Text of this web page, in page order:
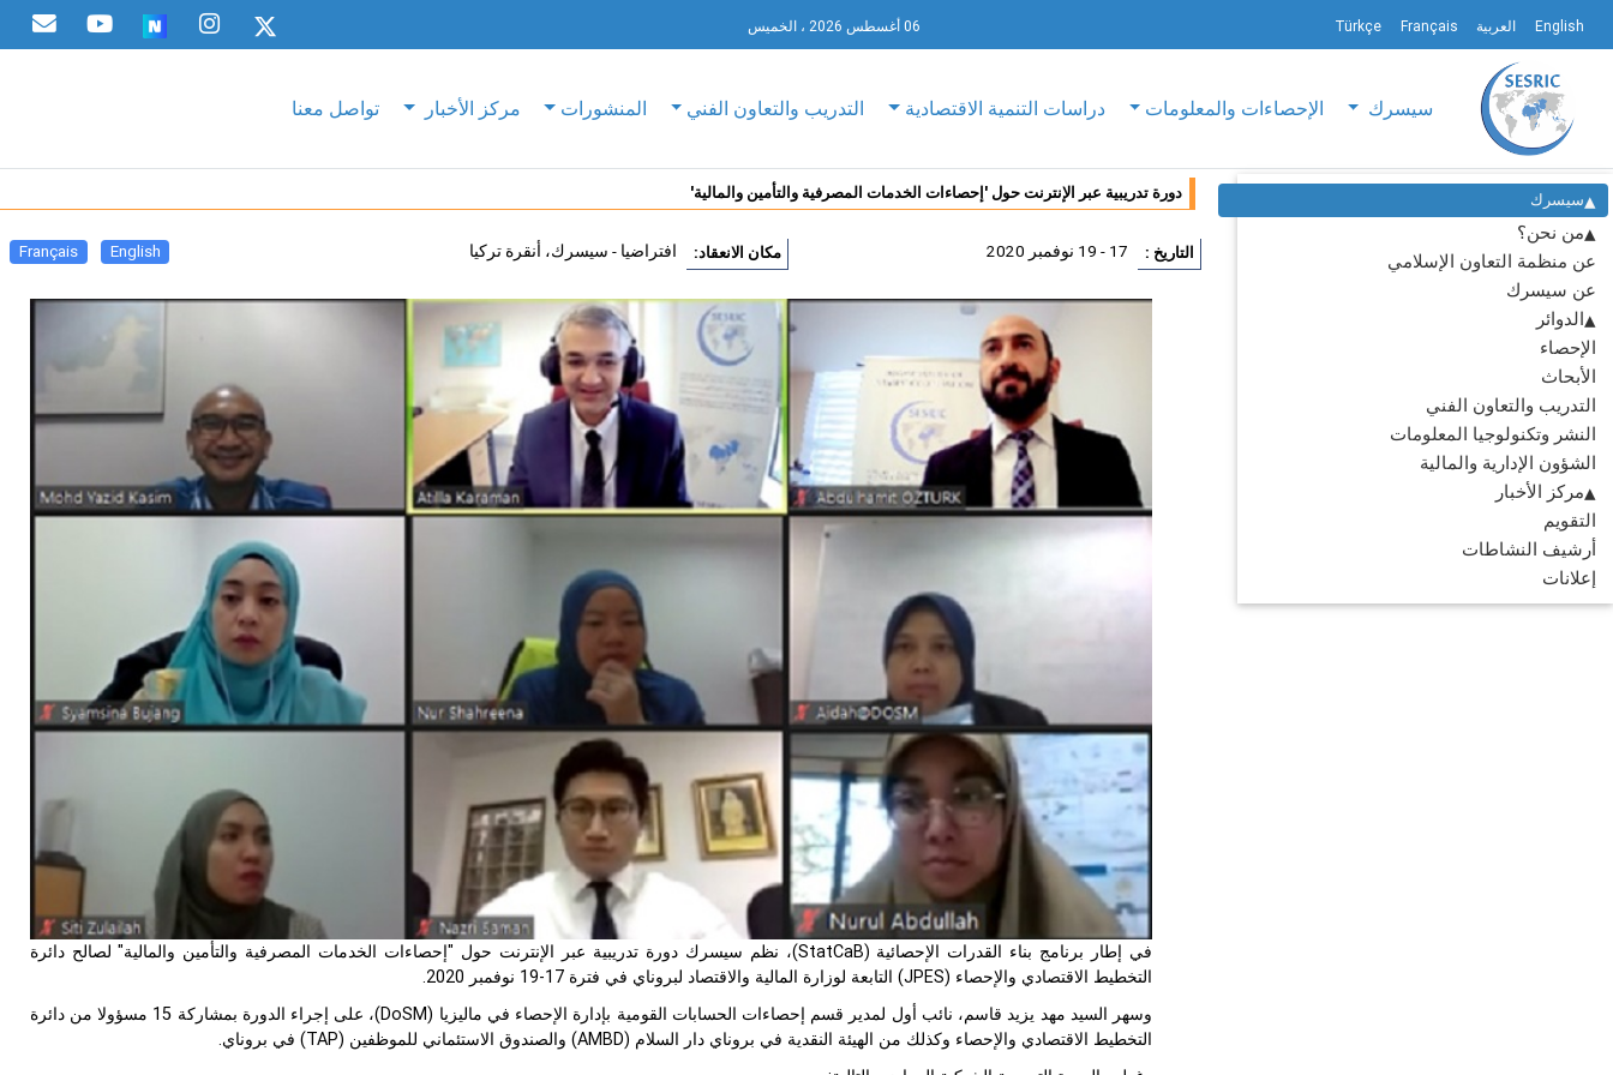
English العربية Français
Türkçe 06 أغسطس 2026 ، الخميس
سيسرك الإحصاءات والمعلومات دراسات التنمية الاقتصادية التدريب والتعاون الفني المنشورات مركز الأخبار تواصل معنا
سيسرك
من نحن؟
عن منظمة التعاون الإسلامي
عن سيسرك
الدوائر
الإحصاء
الأبحاث
التدريب والتعاون الفني
النشر وتكنولوجيا المعلومات
الشؤون الإدارية والمالية
مركز الأخبار
التقويم
أرشيف النشاطات
إعلانات
دورة تدريبية عبر الإنترنت حول 'إحصاءات الخدمات المصرفية والتأمين والمالية'
التاريخ : 17 - 19 نوفمبر 2020 مكان الانعقاد: افتراضيا - سيسرك، أنقرة تركيا English
Français
في إطار برنامج بناء القدرات الإحصائية (StatCaB)، نظم سيسرك دورة تدريبية عبر الإنترنت حول "إحصاءات الخدمات المصرفية والتأمين والمالية" لصالح دائرة
التخطيط الاقتصادي والإحصاء (JPES) التابعة لوزارة المالية والاقتصاد لبروناي في فترة 17-19 نوفمبر 2020.
وسهر السيد مهد يزيد قاسم، نائب أول لمدير قسم إحصاءات الحسابات القومية بإدارة الإحصاء في ماليزيا (DoSM)، على إجراء الدورة بمشاركة 15 مسؤولا من دائرة
التخطيط الاقتصادي والإحصاء وكذلك من الهيئة النقدية في بروناي دار السلام (AMBD) والصندوق الاستئماني للموظفين (TAP) في بروناي.